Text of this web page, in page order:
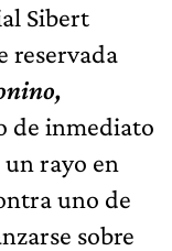
Sibert
reservada
de inmediato
rayo en
uno de
sobre